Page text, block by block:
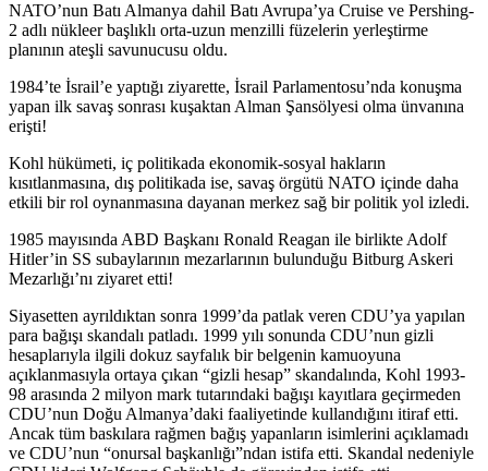
NATO’nun Batı Almanya dahil Batı Avrupa’ya Cruise ve Pershing-
2 adlı nükleer başlıklı orta-uzun menzilli füzelerin yerleştirme
planının ateşli savunucusu oldu.
1984’te İsrail’e yaptığı ziyarette, İsrail Parlamentosu’nda konuşma
yapan ilk savaş sonrası kuşaktan Alman Şansölyesi olma ünvanına
erişti!
Kohl hükümeti, iç politikada ekonomik-sosyal hakların
kısıtlanmasına, dış politikada ise, savaş örgütü NATO içinde daha
etkili bir rol oynanmasına dayanan merkez sağ bir politik yol izledi.
1985 mayısında ABD Başkanı Ronald Reagan ile birlikte Adolf
Hitler’in SS subaylarının mezarlarının bulunduğu Bitburg Askeri
Mezarlığı’nı ziyaret etti!
Siyasetten ayrıldıktan sonra 1999’da patlak veren CDU’ya yapılan
para bağışı skandalı patladı. 1999 yılı sonunda CDU’nun gizli
hesaplarıyla ilgili dokuz sayfalık bir belgenin kamuoyuna
açıklanmasıyla ortaya çıkan “gizli hesap” skandalında, Kohl 1993-
98 arasında 2 milyon mark tutarındaki bağışı kayıtlara geçirmeden
CDU’nun Doğu Almanya’daki faaliyetinde kullandığını itiraf etti.
Ancak tüm baskılara rağmen bağış yapanların isimlerini açıklamadı
ve CDU’nun “onursal başkanlığı”ndan istifa etti. Skandal nedeniyle